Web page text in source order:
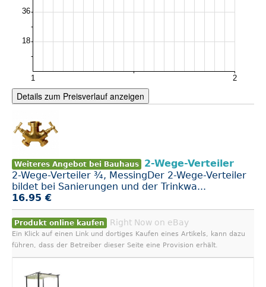
Details zum Preisverlauf anzeigen
Weiteres Angebot bei Bauhaus
2-Wege-Verteiler
2-Wege-Verteiler ¾, MessingDer 2-Wege-Verteiler
bildet bei Sanierungen und der Trinkwa...
16.95 €
Produkt online kaufen Right Now on eBay
Ein Klick auf einen Link und dortiges Kaufen eines Artikels, kann dazu
führen, dass der Betreiber dieser Seite eine Provision erhält.